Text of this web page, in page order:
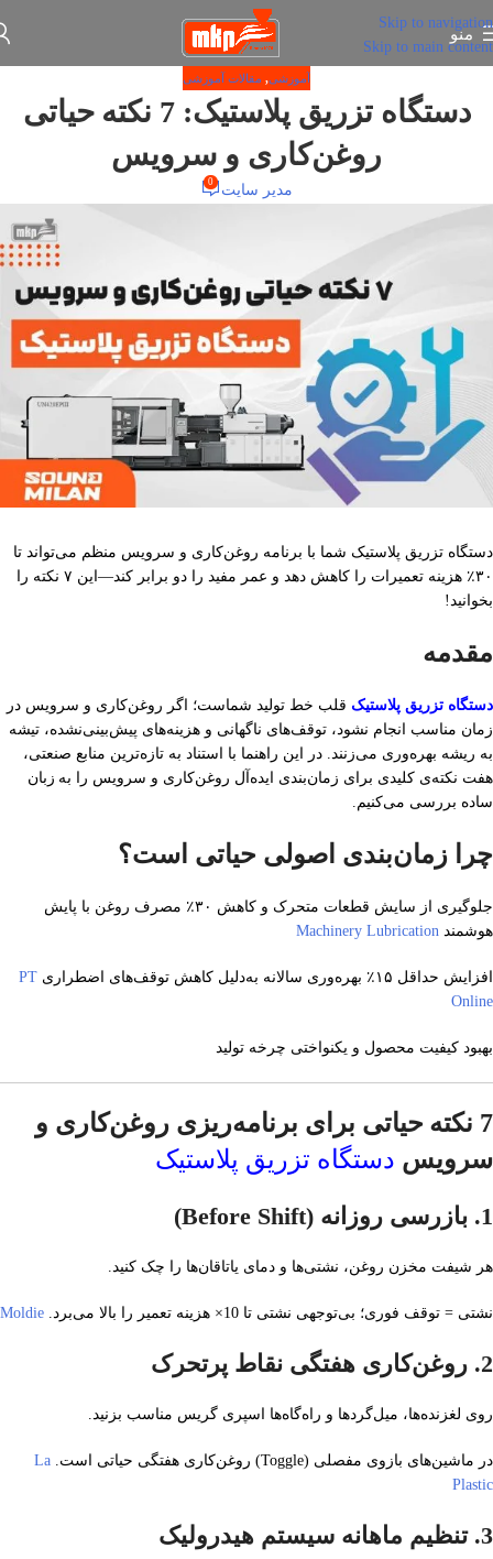
Skip to navigation
Skip to main content
منو
آموزشی, مقالات آموزشی
دستگاه تزریق پلاستیک: 7 نکته حیاتی
روغن‌کاری و سرویس
مدیر سایت 0
دستگاه تزریق پلاستیک شما با برنامه روغن‌کاری و سرویس منظم می‌تواند تا
۳۰٪ هزینه تعمیرات را کاهش دهد و عمر مفید را دو برابر کند—این ۷ نکته را
بخوانید!
مقدمه
دستگاه تزریق پلاستیک قلب خط تولید شماست؛ اگر روغن‌کاری و سرویس در
زمان مناسب انجام نشود، توقف‌های ناگهانی و هزینه‌های پیش‌بینی‌نشده، تیشه
به ریشه بهره‌وری می‌زنند. در این راهنما با استناد به تازه‌ترین منابع صنعتی،
هفت نکته‌ی کلیدی برای زمان‌بندی ایده‌آل روغن‌کاری و سرویس را به‌ زبان
ساده بررسی می‌کنیم.
چرا زمان‌بندی اصولی حیاتی است؟
جلوگیری از سایش قطعات متحرک و کاهش ۳۰٪ مصرف روغن با پایش
هوشمند Machinery Lubrication
افزایش حداقل ۱۵٪ بهره‌وری سالانه به‌دلیل کاهش توقف‌های اضطراری
PT
Online
بهبود کیفیت محصول و یکنواختی چرخه تولید
7 نکته‌ حیاتی برای برنامه‌ریزی روغن‌کاری و
سرویس دستگاه تزریق پلاستیک
1. بازرسی روزانه (Before Shift)
هر شیفت مخزن روغن، نشتی‌ها و دمای یاتاقان‌ها را چک کنید.
نشتی = توقف فوری؛ بی‌توجهی نشتی تا 10× هزینه تعمیر را بالا می‌برد. Moldie
2. روغن‌کاری هفتگی نقاط پرتحرک
روی لغزنده‌ها، میل‌گردها و راه‌گاه‌ها اسپری گریس مناسب بزنید.
در ماشین‌های بازوی مفصلی (Toggle) روغن‌کاری هفتگی حیاتی است.
La
Plastic
3. تنظیم ماهانه سیستم هیدرولیک